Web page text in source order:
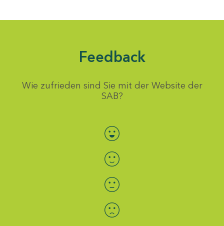
Feedback
Wie zufrieden sind Sie mit der Website der
SAB?
Bewertung auswählen